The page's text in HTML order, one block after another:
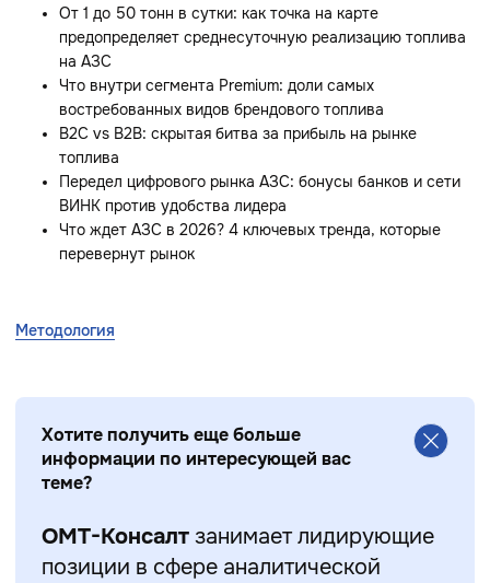
От 1 до 50 тонн в сутки: как точка на карте
предопределяет среднесуточную реализацию топлива
на АЗС
Что внутри сегмента Premium: доли самых
востребованных видов брендового топлива
B2C vs B2B: скрытая битва за прибыль на рынке
топлива
Передел цифрового рынка АЗС: бонусы банков и сети
ВИНК против удобства лидера
Что ждет АЗС в 2026? 4 ключевых тренда, которые
перевернут рынок
Методология
Хотите получить еще больше
информации по интересующей вас
теме?
ОМТ-Консалт занимает лидирующие
позиции в сфере аналитической